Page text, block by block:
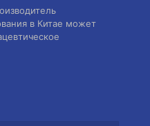
в Китае может